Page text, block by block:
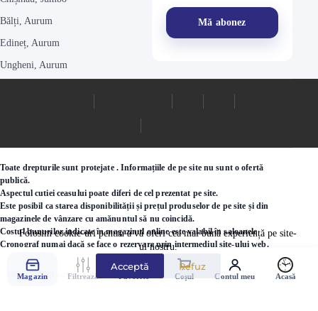
Folosim cookie-uri pentru a vă oferi cea mai bună experiență pe site-
ul nostru.
Acceptă Refuz
Bălți, Aurum
Edineț, Aurum
Ungheni, Aurum
Toate drepturile sunt protejate . Informațiile de pe site nu sunt o ofertă
publică.
Aspectul cutiei ceasului poate diferi de cel prezentat pe site.
Este posibil ca starea disponibilității și prețul produselor de pe site și din
magazinele de vânzare cu amănuntul să nu coincidă.
Costul bunurilor indicate în magazinul online este valabil în saloanele
Cronograf numai dacă se face o rezervare prin intermediul site-ului web.
©2000 - 2026 Ceasuri.md
Magazin Filtrează Coșul Contul meu Acasă